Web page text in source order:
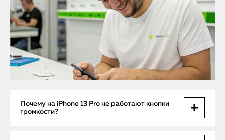
Почему на iPhone 13 Pro не работают кнопки
громкости?